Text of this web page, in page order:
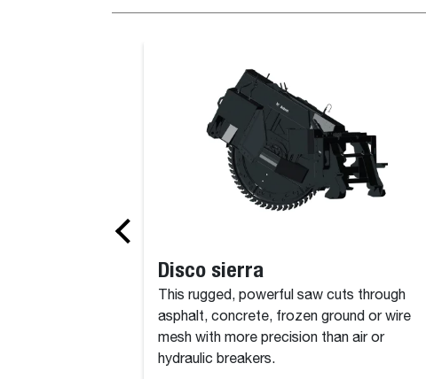
Disco sierra
This rugged, powerful saw cuts through
asphalt, concrete, frozen ground or wire
mesh with more precision than air or
hydraulic breakers.